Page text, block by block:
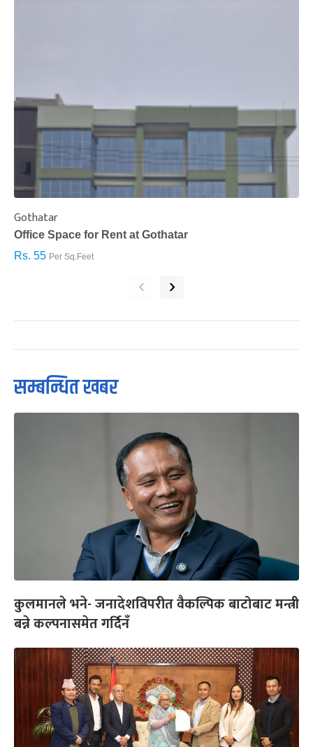
Gothatar
Office Space for Rent at Gothatar
Rs. 55 Per Sq.Feet
‹ ›
सम्बन्धित खबर
कुलमानले भने- जनादेशविपरीत वैकल्पिक बाटोबाट मन्त्री
बन्ने कल्पनासमेत गर्दिनँ